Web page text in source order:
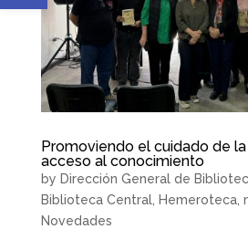
Promoviendo el cuidado de
acceso al conocimiento
by Dirección General de
Biblioteca Central, Hemeroteca,
Novedades